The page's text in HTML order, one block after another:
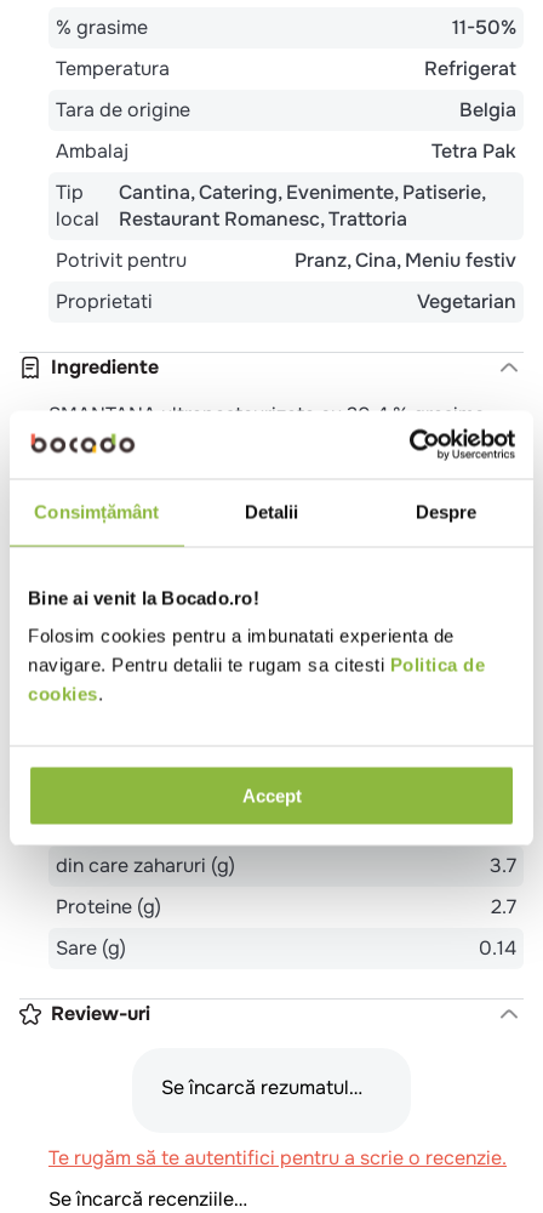
Consimțământ Detalii Despre
Bine ai venit la Bocado.ro!
Folosim cookies pentru a imbunatati experienta de
navigare. Pentru detalii te rugam sa citesti Politica de
cookies.
Accept
% grasime
11-50%
Temperatura
Refrigerat
Tara de origine
Belgia
Ambalaj
Tetra Pak
Tip
local
Cantina Catering Evenimente Patiserie
Restaurant Romanesc Trattoria
Potrivit pentru
Pranz Cina Meniu festiv
Proprietati
Vegetarian
Ingrediente
SMANTANA ultrapasteurizata cu 20.4 % grasime,
amidon modificat din porumb, stabilizatori: E466
Alergeni
LACTOZA DIN LAPTE
Valori nutritionale 100g
Valoare energetica (kj)
888
Valoare energetica (kcal)
din care acizi grasi saturati (g)
Glucide (g)
5.2
din care zaharuri (g)
3.7
Proteine (g)
2.7
Sare (g)
0.14
Review-uri
Se încarcă rezumatul…
Te rugăm să te autentifici pentru a scrie o recenzie.
Se încarcă recenziile…